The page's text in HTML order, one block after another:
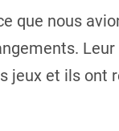
que nous
Leur
jeux et ils ont